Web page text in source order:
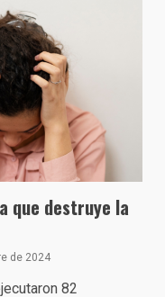
que destruye la
de 2024
82